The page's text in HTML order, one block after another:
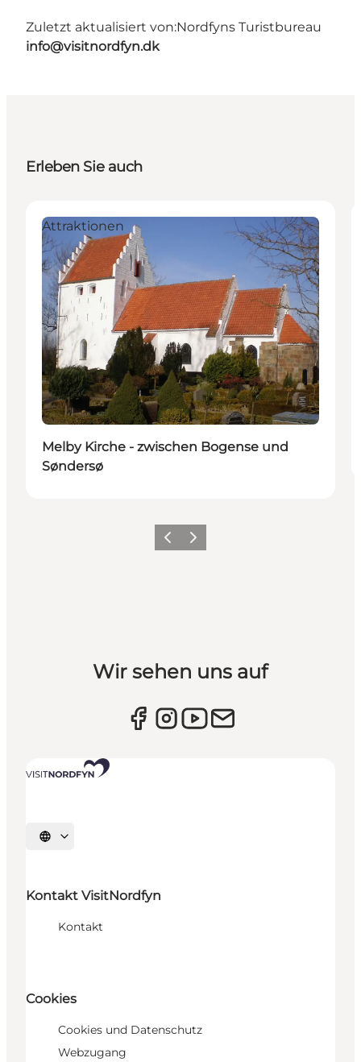
Zuletzt aktualisiert von:Nordfyns Turistbureau
info@visitnordfyn.dk
Erleben Sie auch
Attraktionen
Melby Kirche - zwischen Bogense und
Søndersø
Vorherige Folie
Nächste Folie
Wir sehen uns auf
Sprache auswählen
Kontakt VisitNordfyn
Kontakt
Cookies
Cookies und Datenschutz
Webzugang